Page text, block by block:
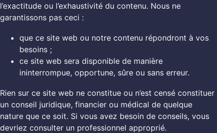
l’exactitude ou l’exhaustivité du contenu. Nous ne
garantissons pas ceci :
que ce site web ou notre contenu répondront à vos
besoins ;
ce site web sera disponible de manière
ininterrompue, opportune, sûre ou sans erreur.
Rien sur ce site web ne constitue ou n’est censé constituer
un conseil juridique, financier ou médical de quelque
nature que ce soit. Si vous avez besoin de conseils, vous
devriez consulter un professionnel approprié.